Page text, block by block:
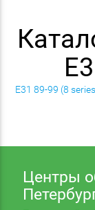
E31 89-99 (8
Центры